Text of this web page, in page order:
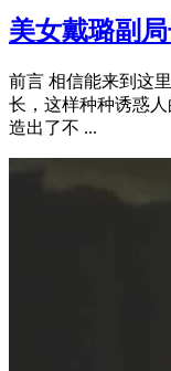
美女戴璐副
前言 相信能来到这
长，这样种种诱惑
造出了不 ...